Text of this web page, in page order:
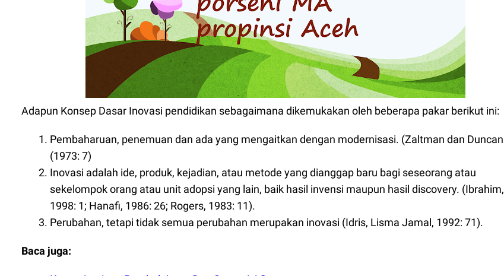
Adapun Konsep Dasar Inovasi pendidikan sebagaimana dikemukakan oleh beberapa pakar berikut ini:
Pembaharuan, penemuan dan ada yang mengaitkan dengan modernisasi. (Zaltman dan Duncan
(1973: 7)
Inovasi adalah ide, produk, kejadian, atau metode yang dianggap baru bagi seseorang atau
sekelompok orang atau unit adopsi yang lain, baik hasil invensi maupun hasil discovery. (Ibrahim,
1998: 1; Hanafi, 1986: 26; Rogers, 1983: 11).
Perubahan, tetapi tidak semua perubahan merupakan inovasi (Idris, Lisma Jamal, 1992: 71).
Baca juga: